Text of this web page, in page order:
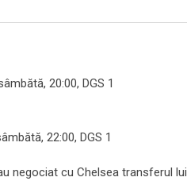
20:00, DGS 1
22:00, DGS 1
negociat cu Chelsea transferul lui